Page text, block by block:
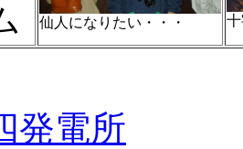
仙人になりたい・・・
発電所